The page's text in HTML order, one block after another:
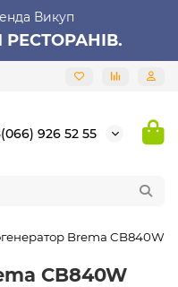
Викуп
926 52 55
Brema CB840W
CB840W